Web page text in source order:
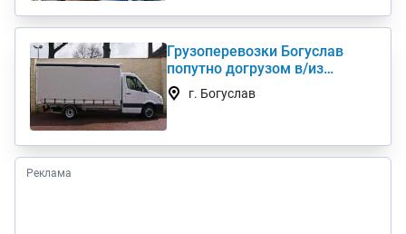
Грузоперевозки Богуслав
попутно догрузом в/из
Киев(а) по Украине (нал,б/н)
г. Богуслав
Реклама